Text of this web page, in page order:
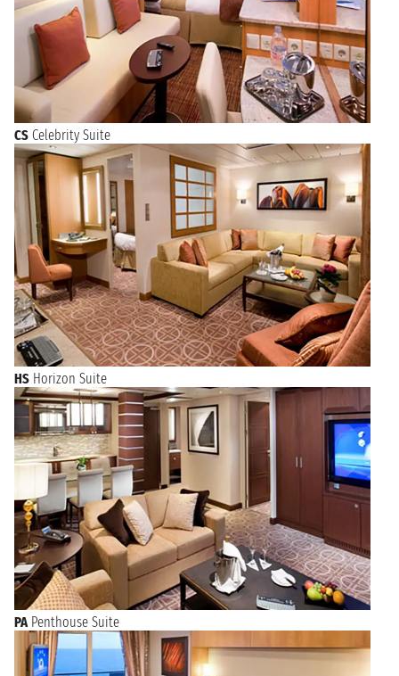
CS Celebrity Suite
HS Horizon Suite
PA Penthouse Suite